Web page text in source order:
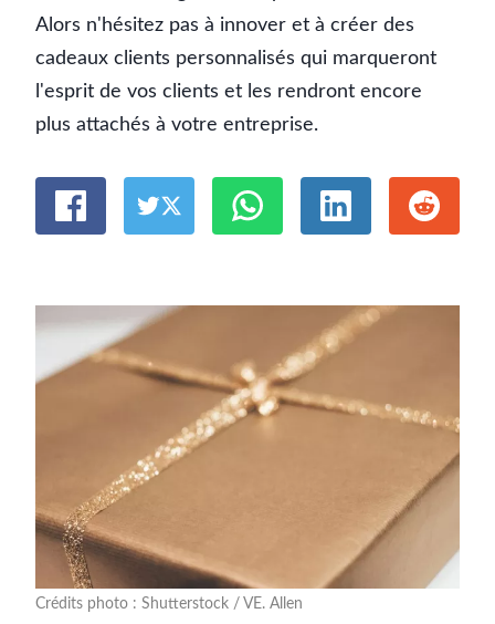
Alors n'hésitez pas à innover et à créer des
cadeaux clients personnalisés qui marqueront
l'esprit de vos clients et les rendront encore
plus attachés à votre entreprise.
Crédits photo : Shutterstock / VE. Allen